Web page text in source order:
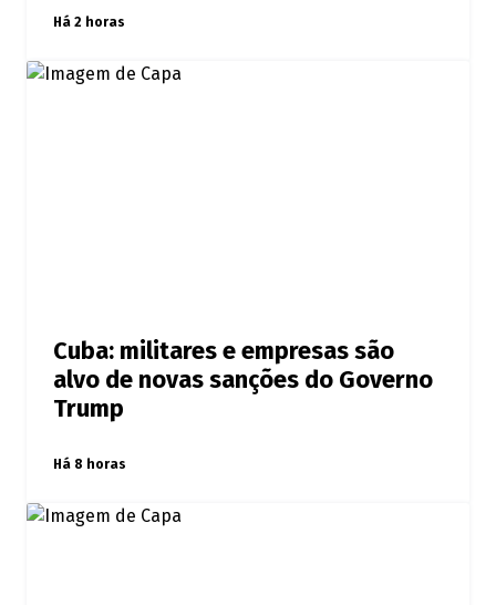
Há 2 horas
Cuba: militares e empresas são
alvo de novas sanções do Governo
Trump
Há 8 horas